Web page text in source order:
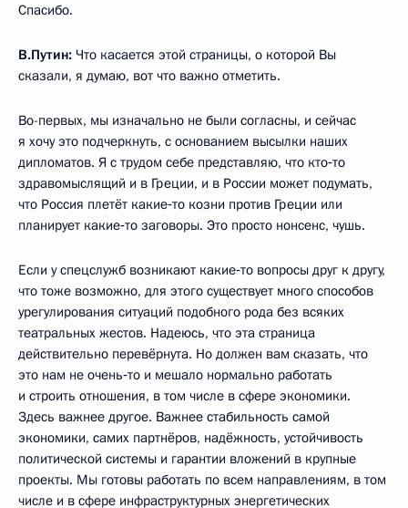
Спасибо.
В.Путин: Что касается этой страницы, о которой Вы
сказали, я думаю, вот что важно отметить.
Во-первых, мы изначально не были согласны, и сейчас
я хочу это подчеркнуть, с основанием высылки наших
дипломатов. Я с трудом себе представляю, что кто‑то
здравомыслящий и в Греции, и в России может подумать,
что Россия плетёт какие‑то козни против Греции или
планирует какие‑то заговоры. Это просто нонсенс, чушь.
Если у спецслужб возникают какие‑то вопросы друг к другу,
что тоже возможно, для этого существует много способов
урегулирования ситуаций подобного рода без всяких
театральных жестов. Надеюсь, что эта страница
действительно перевёрнута. Но должен вам сказать, что
это нам не очень‑то и мешало нормально работать
и строить отношения, в том числе в сфере экономики.
Здесь важнее другое. Важнее стабильность самой
экономики, самих партнёров, надёжность, устойчивость
политической системы и гарантии вложений в крупные
проекты. Мы готовы работать по всем направлениям, в том
числе и в сфере инфраструктурных энергетических